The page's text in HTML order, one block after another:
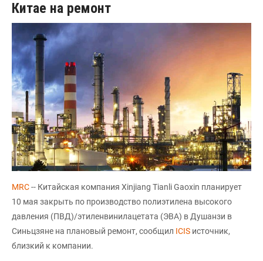
Китае на ремонт
MRC-- Китайская компания Xinjiang Tianli Gaoxin планирует
10 мая закрыть по производство полиэтилена высокого
давления (ПВД)/этиленвинилацетата (ЭВА) в Душанзи в
Синьцзяне на плановый ремонт, сообщил ICIS источник,
близкий к компании.